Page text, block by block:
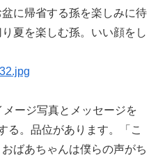
に帰省する孫を楽しみに待
夏を楽しむ孫。いい顔をし
ージ写真とメッセージを
る。品位があります。「こ
ばあちゃんは僕らの声がち